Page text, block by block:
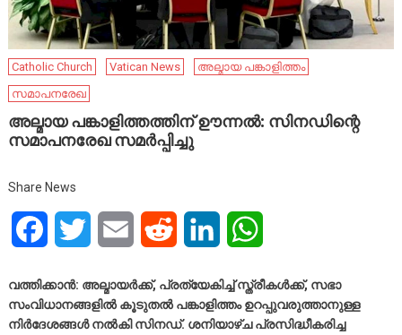
Catholic Church Vatican News
അല്മായ പങ്കാളിത്തം
സമാപനരേഖ
അല്മായ പങ്കാളിത്തത്തിന് ഊന്നൽ: സിനഡിന്റെ
സമാപനരേഖ സമർപ്പിച്ചു
Share News
FacebookTwitter Email Reddit LinkedIn
വത്തിക്കാന്‍: അല്മായര്‍ക്ക്‌, പ്രത്യേകിച്ച്‌ സ്ത്രീകള്‍ക്ക്‌, സഭാ
സംവിധാനങ്ങളില്‍ കൂടുതല്‍ പങ്കാളിത്തം ഉറപ്പുവരുത്താനുള്ള
നിര്‍ദേശങ്ങള്‍ നല്‍കി സിനഡ്‌. ശനിയാഴ്ച പ്രസിദ്ധീകരിച്ച